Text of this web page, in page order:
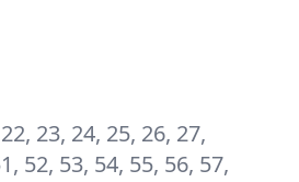
23, 24, 25, 26, 27,
52, 53, 54, 55, 56, 57,